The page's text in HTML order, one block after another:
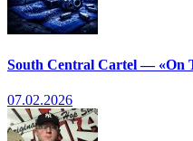
South Central Cartel — «On
07.02.2026